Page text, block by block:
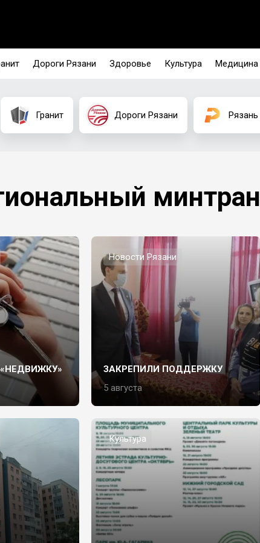
Дороги Рязани Здоровье Культура Медицина
Гранит Дороги Рязани Рязань
Новости Рязани
ЗАКРЕПИЛИ ПОДДЕРЖКУ
5 августа
Культура